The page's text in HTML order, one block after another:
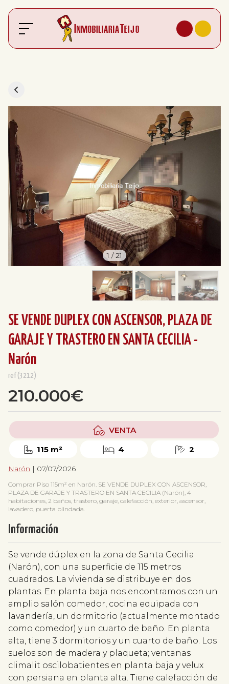
1 /21
SE VENDE DUPLEX CON ASCENSOR, PLAZA DE
GARAJE Y TRASTERO EN SANTA CECILIA -
Narón
ref(3212)
210.000€
VENTA
115 m² 4 2
Narón | 07/07/2026
Comprar Piso 115m² en Narón. SE VENDE DUPLEX CON ASCENSOR,
PLAZA DE GARAJE Y TRASTERO EN SANTA CECILIA (Narón), 4
habitaciones, 2 baños, trastero, garaje, calefacción, exterior, ascensor,
lavadero, puerta blindada.
Información
Se vende dúplex en la zona de Santa Cecilia
(Narón), con una superficie de 115 metros
cuadrados. La vivienda se distribuye en dos
plantas. En planta baja nos encontramos con un
amplio salón comedor, cocina equipada con
lavandería, un dormitorio (actualmente montado
como comedor) y un cuarto de baño. En planta
alta, tiene 3 dormitorios y un cuarto de baño. Los
suelos son de madera y plaqueta; ventanas
climalit oscilobatientes en planta baja y velux
con persiana en planta alta. Tiene calefacción de